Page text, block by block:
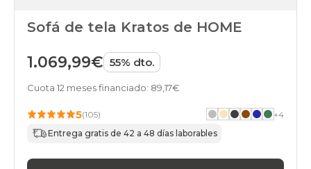
Sofá de tela Kratos de HOME
1.069,99€ 55% dto.
Cuota 12 meses financiado: 89,17€
5(105) +4
Entrega gratis de 42 a 48 días laborables